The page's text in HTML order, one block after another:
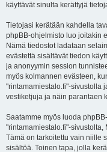
käyttävät sinulta kerättyjä
Tietojasi kerätään kahdella
phpBB-ohjelmisto luo joitakin
Nämä tiedostot ladataan
evästettä sisältävät tiedon
ja anonyymin session
myös kolmannen evästeen,
"rintamamiestalo.fi"-sivustolla
vestiketjuja ja näin parantaen
Saatamme myös luoda
"rintamamiestalo.fi"-
Tämä on tarkoitettu vain niille
sisältöä. Toinen tapa, jolla